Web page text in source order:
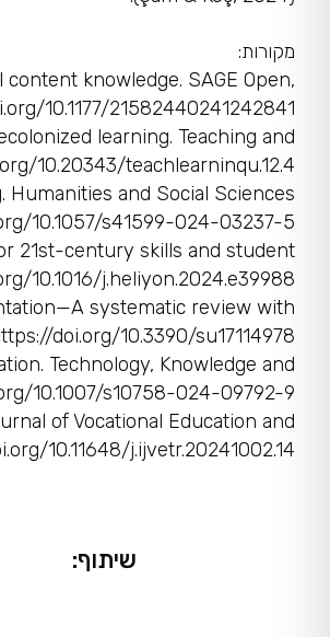
מקורות:
knowledge. SAGE Open,
10.1177/21582440241242841
learning. Teaching and
10.20343/teachlearninqu.12.4
Humanities and Social Sciences
10.1057/s41599-024-03237-5
21st-century skills and student
10.1016/j.heliyon.2024.e39988
systematic review with
doi.org/10.3390/su17114978
Technology, Knowledge and
10.1007/s10758-024-09792-9
of Vocational Education and
10.11648/j.ijvetr.20241002.14
שיתוף: